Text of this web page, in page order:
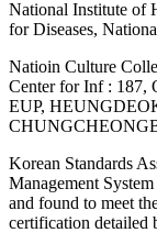
National Institute of
for Diseases,
Natioin Culture
Center for Inf :
EUP,
Korean Standards
Management
and found to meet
certification detailed